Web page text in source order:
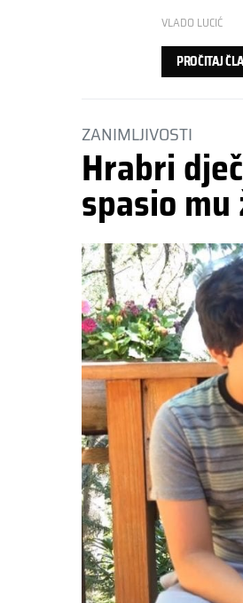
VLADO LUCIĆ
PROČITAJ
ZANIMLJIVOSTI
Hrabri
spasio